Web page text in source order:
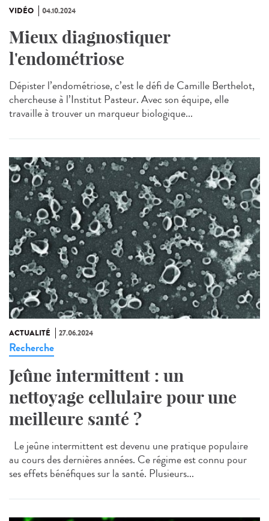
VIDÉO 04.10.2024
Mieux diagnostiquer
l'endométriose
Dépister l’endométriose, c’est le défi de Camille Berthelot,
chercheuse à l’Institut Pasteur. Avec son équipe, elle
travaille à trouver un marqueur biologique...
ACTUALITÉ 27.06.2024
Recherche
Jeûne intermittent : un
nettoyage cellulaire pour une
meilleure santé ?
Le jeûne intermittent est devenu une pratique populaire
au cours des dernières années. Ce régime est connu pour
ses effets bénéfiques sur la santé. Plusieurs...